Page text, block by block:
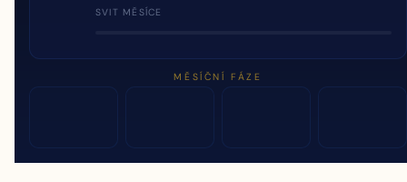
SVIT MĚSÍCE
MĚSÍČNÍ FÁZE